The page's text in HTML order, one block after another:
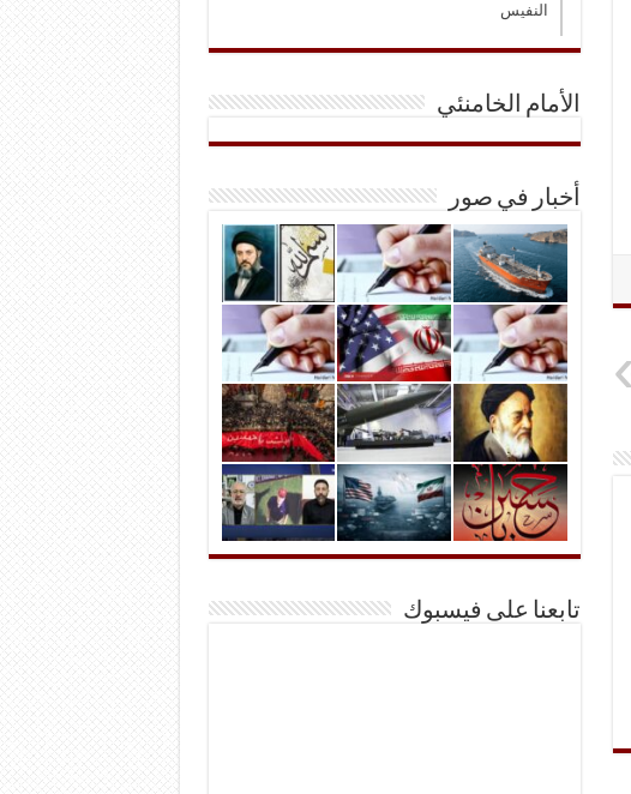
النفيس
الأمام الخامنئي
أخبار في صور
تابعنا على فيسبوك